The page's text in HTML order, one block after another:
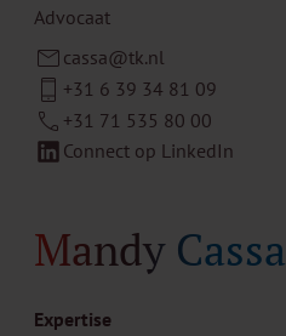
Advocaat
cassa@tk.nl
+31 6 39 34 81 09
+31 71 535 80 00
Connect op LinkedIn
Mandy Cassa
Expertise